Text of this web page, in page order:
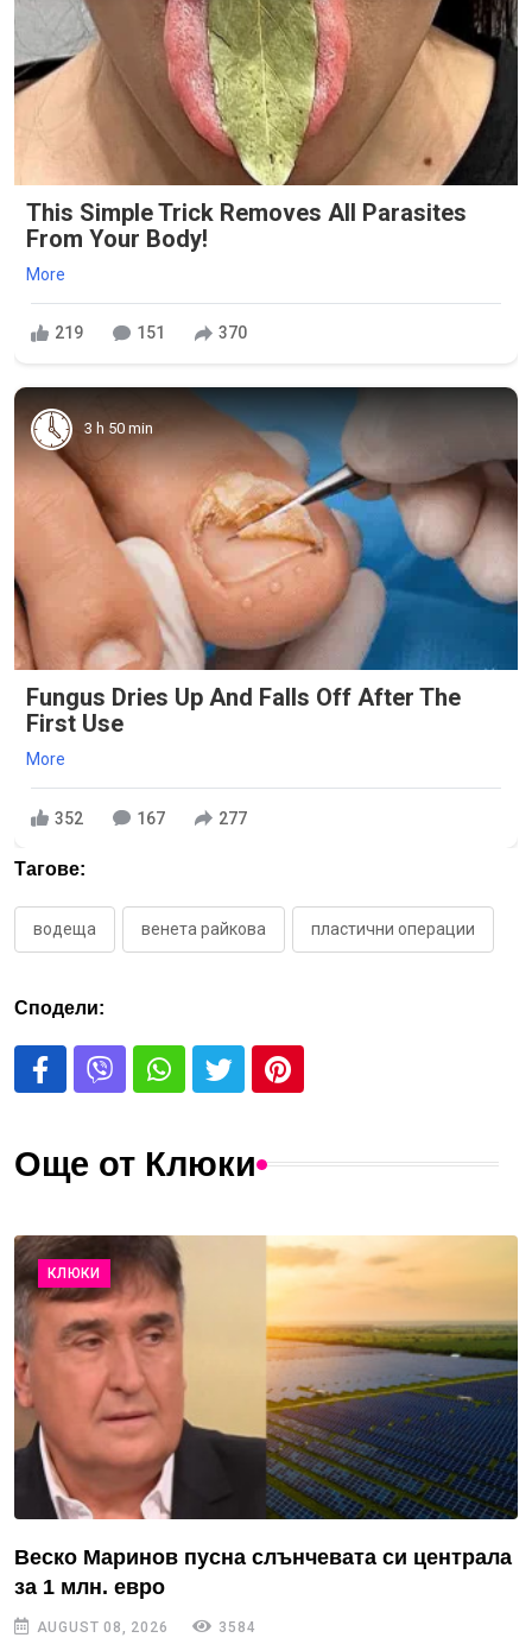
This Simple Trick Removes All Parasites
From Your Body!
More
219 151 370
3 h 50 min
Fungus Dries Up And Falls Off After The
First Use
More
352 167 277
Тагове:
водеща венета райкова пластични операции
Сподели:
Още от Клюки
КЛЮКИ
Веско Маринов пусна слънчевата си централа
за 1 млн. евро
AUGUST 08, 2026 3584